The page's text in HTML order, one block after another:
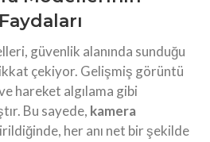
güvenlik alanında sunduğu
çekiyor. Gelişmiş görüntü
hareket algılama gibi
Bu sayede, kamera
her anı net bir şekilde